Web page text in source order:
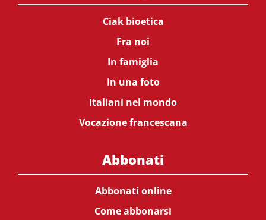
Ciak bioetica
Fra noi
In famiglia
In una foto
Italiani nel mondo
Vocazione francescana
Abbonati
Abbonati online
Come abbonarsi